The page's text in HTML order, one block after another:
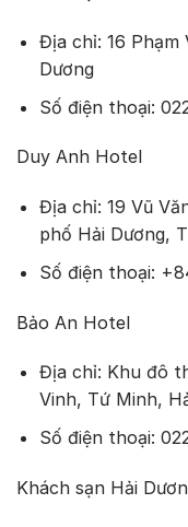
Địa chỉ: 16 Phạm
Dương
Số điện thoại:
Duy Anh Hotel
Địa chỉ: 19 Vũ
phố Hải Dương,
Số điện thoại:
Bảo An Hotel
Địa chỉ: Khu đô
Vinh, Tứ Minh,
Số điện thoại:
Khách sạn Hải